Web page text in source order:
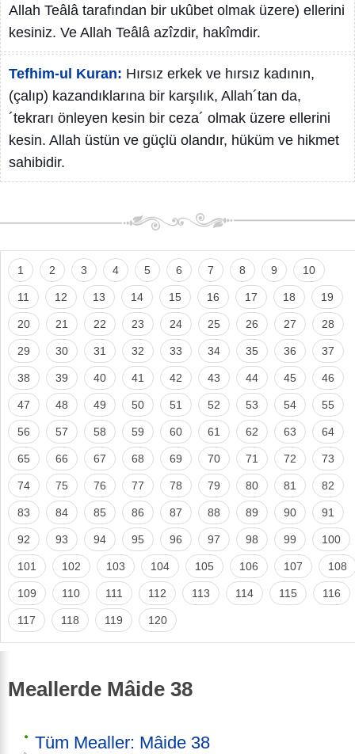
Allah Teâlâ tarafından bir ukûbet olmak üzere) ellerini
kesiniz. Ve Allah Teâlâ azîzdir, hakîmdir.
Tefhim-ul Kuran: Hırsız erkek ve hırsız kadının,
(çalıp) kazandıklarına bir karşılık, Allah´tan da,
´tekrarı önleyen kesin bir ceza´ olmak üzere ellerini
kesin. Allah üstün ve güçlü olandır, hüküm ve hikmet
sahibidir.
1 2 3 4 5 6 7 8 9 10
11 12 13 14 15 16 17 18 19
20 21 22 23 24 25 26 27 28
29 30 31 32 33 34 35 36 37
38 39 40 41 42 43 44 45 46
47 48 49 50 51 52 53 54 55
56 57 58 59 60 61 62 63 64
65 66 67 68 69 70 71 72 73
74 75 76 77 78 79 80 81 82
83 84 85 86 87 88 89 90 91
92 93 94 95 96 97 98 99 100
101 102 103 104 105 106 107 108
109 110 111 112 113 114 115 116
117 118 119 120
Meallerde Mâide 38
Tüm Mealler: Mâide 38